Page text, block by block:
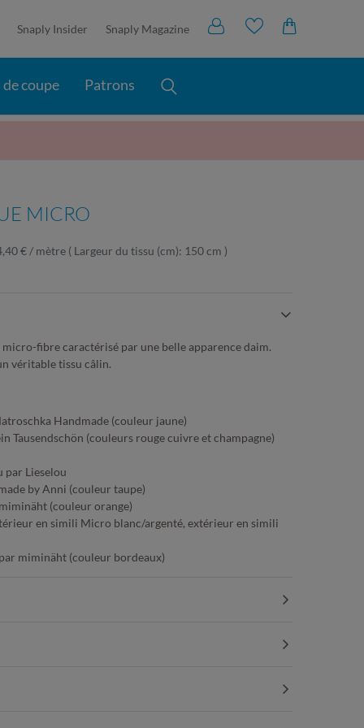
Snaply Insider Snaply Magazine
coupe Patrons
MICRO
€ / mètre ( Largeur du tissu (cm): 150 cm )
micro-fibre caractérisé par une belle apparence daim.
véritable tissu câlin.
Handmade (couleur jaune)
Tausendschön (couleurs rouge cuivre et champagne)
par Lieselou
by Anni (couleur taupe)
(couleur orange)
en simili Micro blanc/argenté, extérieur en simili
miminäht (couleur bordeaux)